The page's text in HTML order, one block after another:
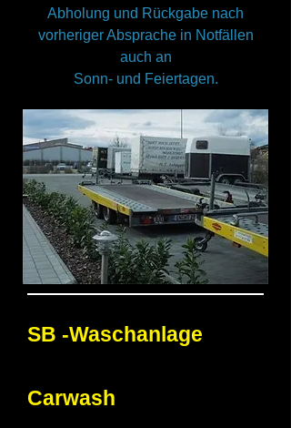
Abholung und Rückgabe nach
vorheriger Absprache in Notfällen
auch an
Sonn- und Feiertagen.
SB -Waschanlage
Carwash